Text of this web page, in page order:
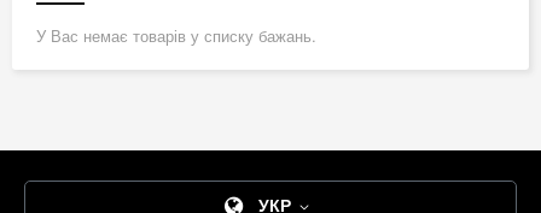
У Вас немає товарів у списку бажань.
УКР